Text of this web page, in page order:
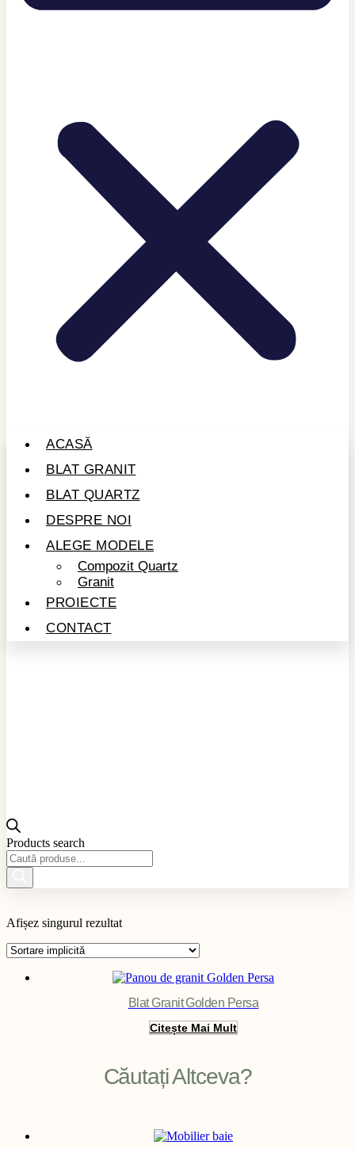
ACASĂ
BLAT GRANIT
BLAT QUARTZ
DESPRE NOI
ALEGE MODELE
Compozit Quartz
Granit
PROIECTE
CONTACT
Products search
Aplicație produs
Exterior / Interior produs
Afișez singurul rezultat
Blat Granit Golden Persa
Citește Mai Mult
Căutați Altceva?